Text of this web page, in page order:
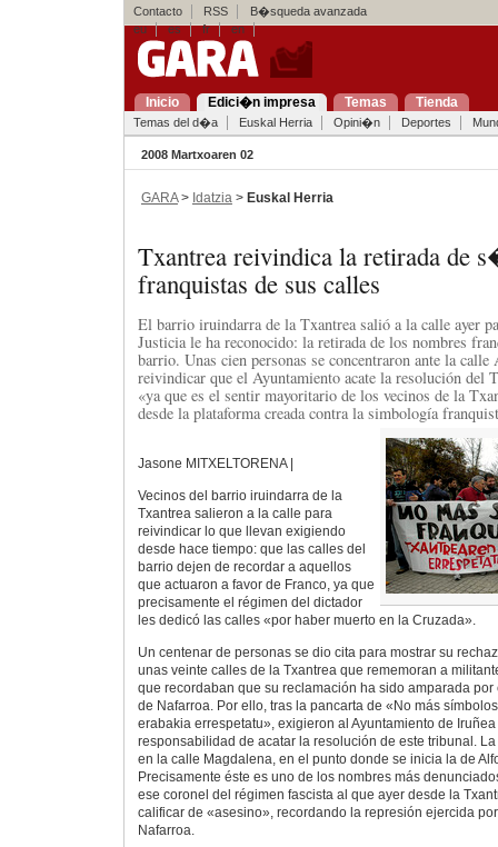
Contacto RSS
B�squeda avanzada
eu
es fr en
Inicio Edici�n impresa Temas Tienda
Temas del d�a Euskal Herria Opini�n Deportes
2008 Martxoaren 02
GARA> Idatzia > Euskal Herria
Txantrea reivindica la retirada de
franquistas de sus calles
El barrio iruindarra de la Txantrea salió a la calle ayer
Justicia le ha reconocido: la retirada de los nombres
barrio. Unas cien personas se concentraron ante la
reivindicar que el Ayuntamiento acate la resolución del
«ya que es el sentir mayoritario de los vecinos de la
desde la plataforma creada contra la simbología
Jasone MITXELTORENA |
Vecinos del barrio iruindarra de la
Txantrea salieron a la calle para
reivindicar lo que llevan exigiendo
desde hace tiempo: que las calles del
barrio dejen de recordar a aquellos
que actuaron a favor de Franco, ya que
precisamente el régimen del dictador
les dedicó las calles «por haber muerto en la Cruzada».
Un centenar de personas se dio cita para mostrar su
unas veinte calles de la Txantrea que rememoran a
que recordaban que su reclamación ha sido amparada
de Nafarroa. Por ello, tras la pancarta de «No más
erabakia errespetatu», exigieron al Ayuntamiento de
responsabilidad de acatar la resolución de este tribunal.
en la calle Magdalena, en el punto donde se inicia la de
Precisamente éste es uno de los nombres más
ese coronel del régimen fascista al que ayer desde la
calificar de «asesino», recordando la represión ejercida
Nafarroa.